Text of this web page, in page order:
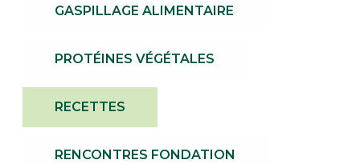
GASPILLAGE ALIMENTAIRE
PROTÉINES VÉGÉTALES
RECETTES
RENCONTRES FONDATION